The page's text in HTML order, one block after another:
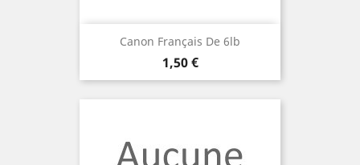
Canon Français De 6lb
Prix
1,50 €